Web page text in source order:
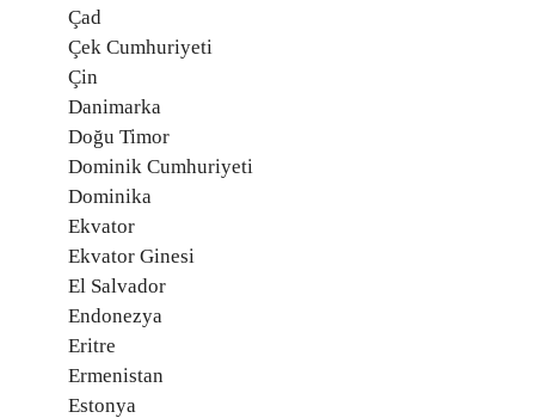
Çad
Çek Cumhuriyeti
Çin
Danimarka
Doğu Timor
Dominik Cumhuriyeti
Dominika
Ekvator
Ekvator Ginesi
El Salvador
Endonezya
Eritre
Ermenistan
Estonya